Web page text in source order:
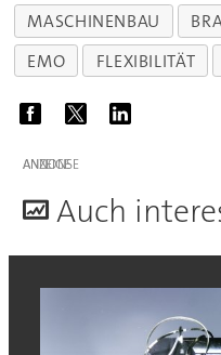
MASCHINENBAU
EMO
FLEXIBILITÄT
ANZEIGE
Auch